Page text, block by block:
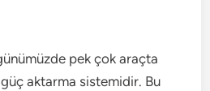
pek çok araçta
aktarma sistemidir. Bu